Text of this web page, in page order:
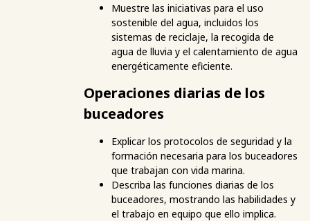
Muestre las iniciativas para el uso
sostenible del agua, incluidos los
sistemas de reciclaje, la recogida de
agua de lluvia y el calentamiento de agua
energéticamente eficiente.
Operaciones diarias de los
buceadores
Explicar los protocolos de seguridad y la
formación necesaria para los buceadores
que trabajan con vida marina.
Describa las funciones diarias de los
buceadores, mostrando las habilidades y
el trabajo en equipo que ello implica.